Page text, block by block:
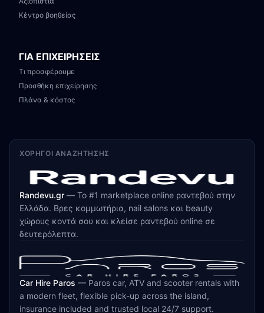
Κέντρο βοηθείας
ΓΙΑ ΕΠΙΧΕΙΡΗΣΕΙΣ
Τι προσφέρουμε
Προσθήκη επιχείρησης
Πλάνα & κόστος
ΧΟΡΗΓΟΊ ΑΝΑΖΉΤΗΣΗΣ
Randevu.gr — Το #1 marketplace online ραντεβού στην
Ελλάδα. Βρες κομμωτήρια, nail salons και beauty
χώρους κοντά σου και κλείσε ραντεβού online σε
δευτερόλεπτα.
Car Hire Paros — Paros car, ATV and scooter rentals with
a modern fleet, flexible pick-up across the island,
insurance included and trusted local 24/7 support.